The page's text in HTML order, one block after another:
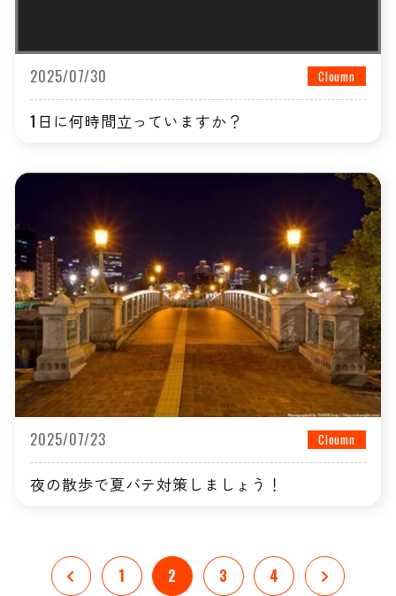
2025/07/30 Cloumn
1日に何時間立っていますか？
2025/07/23 Cloumn
夜の散歩で夏バテ対策しましょう！
1 2 3 4